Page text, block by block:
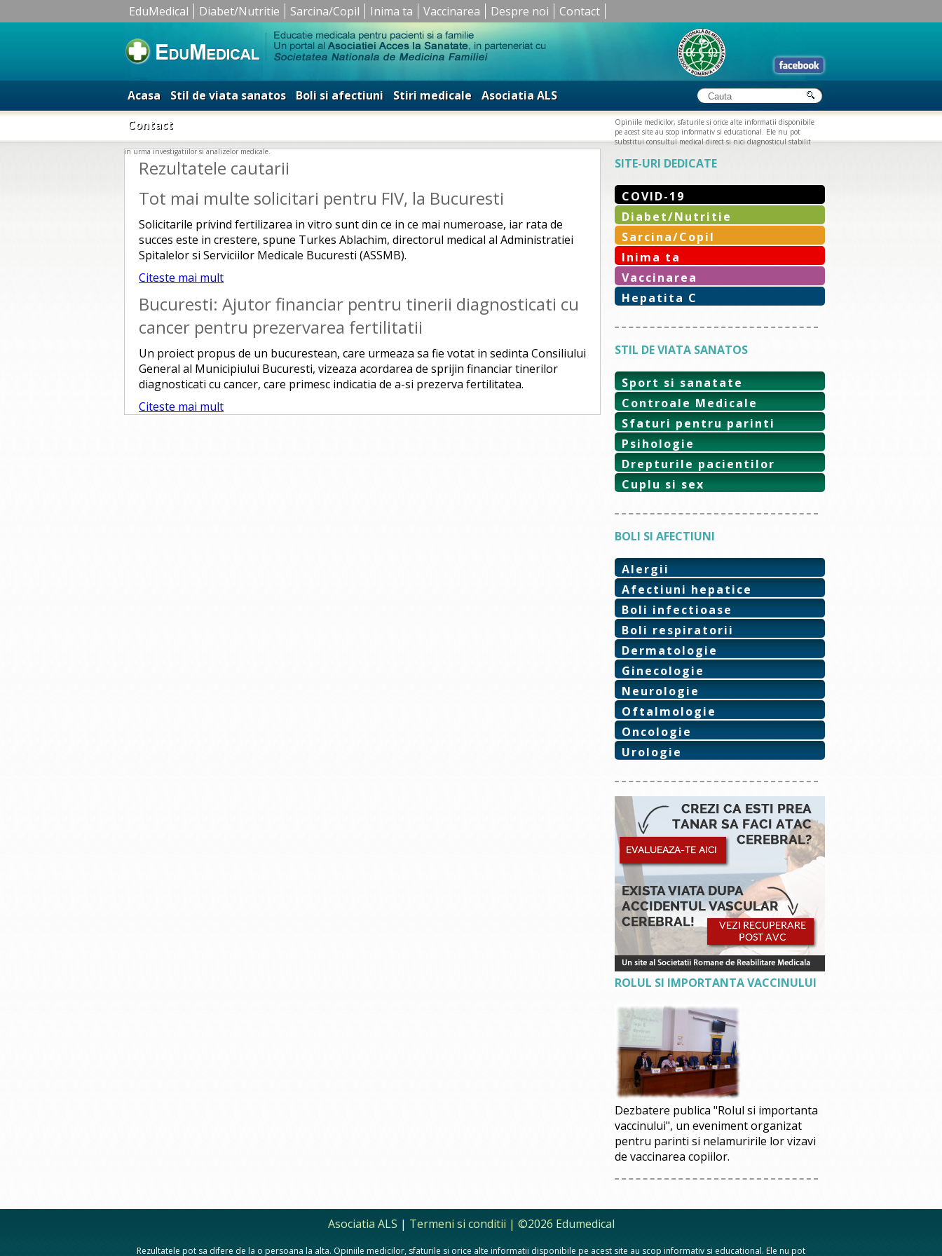
EduMedical Diabet/Nutritie Sarcina/Copil Inima ta Vaccinarea Despre noi Contact
Acasa Stil de viata sanatos Boli si afectiuni Stiri medicale
Asociatia ALS
Contact
Opiniile medicilor, sfaturile si orice alte informatii disponibile
pe acest site au scop informativ si educational. Ele nu pot
substitui consultul medical direct si nici diagnosticul stabilit
in urma investigatiilor si analizelor medicale.
Rezultatele cautarii
Tot mai multe solicitari pentru FIV, la Bucuresti
Solicitarile privind fertilizarea in vitro sunt din ce in ce mai numeroase, iar rata de
succes este in crestere, spune Turkes Ablachim, directorul medical al Administratiei
Spitalelor si Serviciilor Medicale Bucuresti (ASSMB).
Citeste mai mult
Bucuresti: Ajutor financiar pentru tinerii diagnosticati cu
cancer pentru prezervarea fertilitatii
Un proiect propus de un bucurestean, care urmeaza sa fie votat in sedinta Consiliului
General al Municipiului Bucuresti, vizeaza acordarea de sprijin financiar tinerilor
diagnosticati cu cancer, care primesc indicatia de a-si prezerva fertilitatea.
Citeste mai mult
SITE-URI DEDICATE
COVID-19
Diabet/Nutritie
Sarcina/Copil
Inima ta
Vaccinarea
Hepatita C
STIL DE VIATA SANATOS
Sport si sanatate
Controale Medicale
Sfaturi pentru parinti
Psihologie
Drepturile pacientilor
Cuplu si sex
BOLI SI AFECTIUNI
Alergii
Afectiuni hepatice
Boli infectioase
Boli respiratorii
Dermatologie
Ginecologie
Neurologie
Oftalmologie
Oncologie
Urologie
ROLUL SI IMPORTANTA VACCINULUI
Dezbatere publica "Rolul si importanta
vaccinului", un eveniment organizat
pentru parinti si nelamuririle lor vizavi
de vaccinarea copiilor.
Asociatia ALS | Termeni si conditii | ©2026 Edumedical
Rezultatele pot sa difere de la o persoana la alta. Opiniile medicilor, sfaturile si orice alte informatii disponibile pe acest site au scop informativ si educational. Ele nu pot